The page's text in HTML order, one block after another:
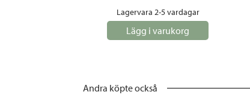
Lagervara 2-5 vardagar
Lägg i varukorg
Andra köpte också